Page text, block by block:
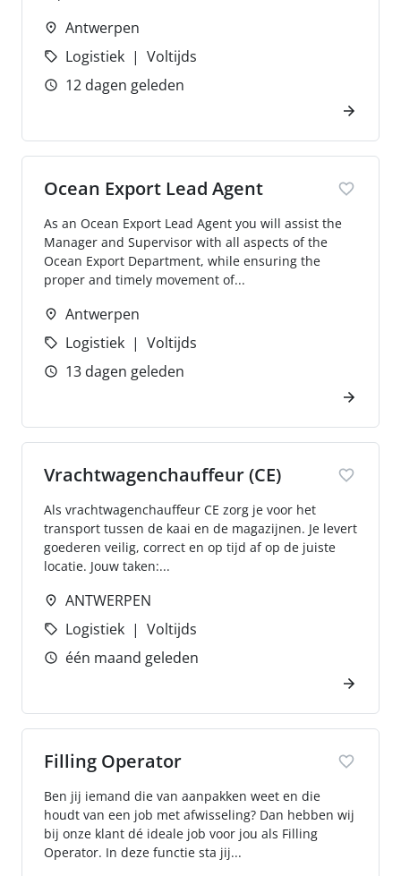
Antwerpen
Logistiek
Voltijds
12 dagen geleden
Ocean Export Lead Agent
As an Ocean Export Lead Agent you will assist the
Manager and Supervisor with all aspects of the
Ocean Export Department, while ensuring the
proper and timely movement of...
Antwerpen
Logistiek
Voltijds
13 dagen geleden
Vrachtwagenchauffeur (CE)
Als vrachtwagenchauffeur CE zorg je voor het
transport tussen de kaai en de magazijnen. Je levert
goederen veilig, correct en op tijd af op de juiste
locatie. Jouw taken:...
ANTWERPEN
Logistiek
Voltijds
één maand geleden
Filling Operator
Ben jij iemand die van aanpakken weet en die
houdt van een job met afwisseling? Dan hebben wij
bij onze klant dé ideale job voor jou als Filling
Operator. In deze functie sta jij...